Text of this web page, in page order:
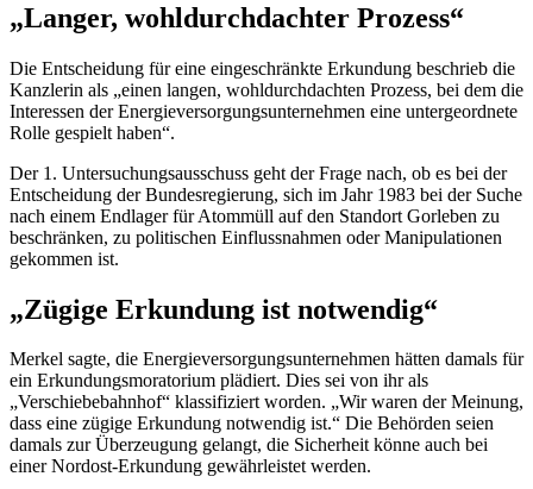
„Langer, wohldurchdachter Prozess“
Die Entscheidung für eine eingeschränkte Erkundung beschrieb die
Kanzlerin als „einen langen, wohldurchdachten Prozess, bei dem die
Interessen der Energieversorgungsunternehmen eine untergeordnete
Rolle gespielt haben“.
Der 1. Untersuchungsausschuss geht der Frage nach, ob es bei der
Entscheidung der Bundesregierung, sich im Jahr 1983 bei der Suche
nach einem Endlager für Atommüll auf den Standort Gorleben zu
beschränken, zu politischen Einflussnahmen oder Manipulationen
gekommen ist.
„Zügige Erkundung ist notwendig“
Merkel sagte, die Energieversorgungsunternehmen hätten damals für
ein Erkundungsmoratorium plädiert. Dies sei von ihr als
„Verschiebebahnhof“ klassifiziert worden. „Wir waren der Meinung,
dass eine zügige Erkundung notwendig ist.“ Die Behörden seien
damals zur Überzeugung gelangt, die Sicherheit könne auch bei
einer Nordost-Erkundung gewährleistet werden.